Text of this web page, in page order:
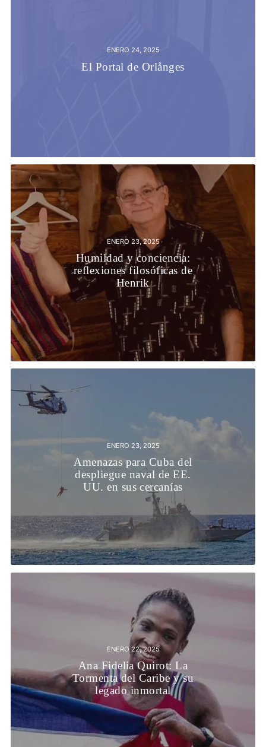
ENERO 24, 2025
El Portal de Orlånges
ENERO 23, 2025
Humildad y conciencia:
reflexiones filosóficas de
Henrik
ENERO 23, 2025
Amenazas para Cuba del
despliegue naval de EE.
UU. en sus cercanías
ENERO 22, 2025
Ana Fidelia Quirot: La
Tormenta del Caribe y su
legado inmortal